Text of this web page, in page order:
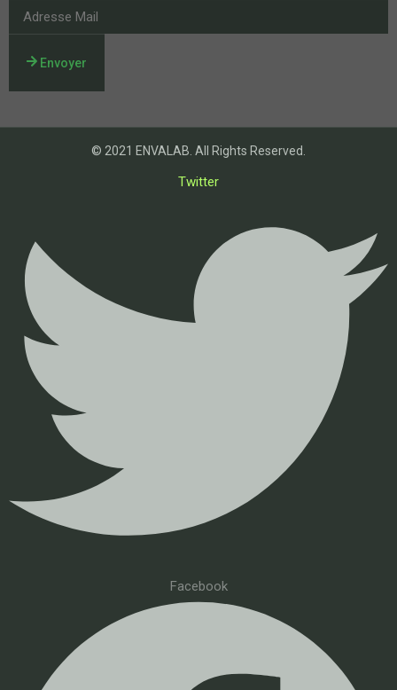
Envoyer
© 2021 ENVALAB. All Rights Reserved.
Twitter
Facebook